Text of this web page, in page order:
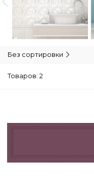
Без сортировки
Товаров: 2